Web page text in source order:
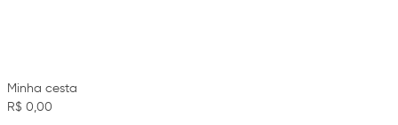
Minha cesta
R$ 0,00